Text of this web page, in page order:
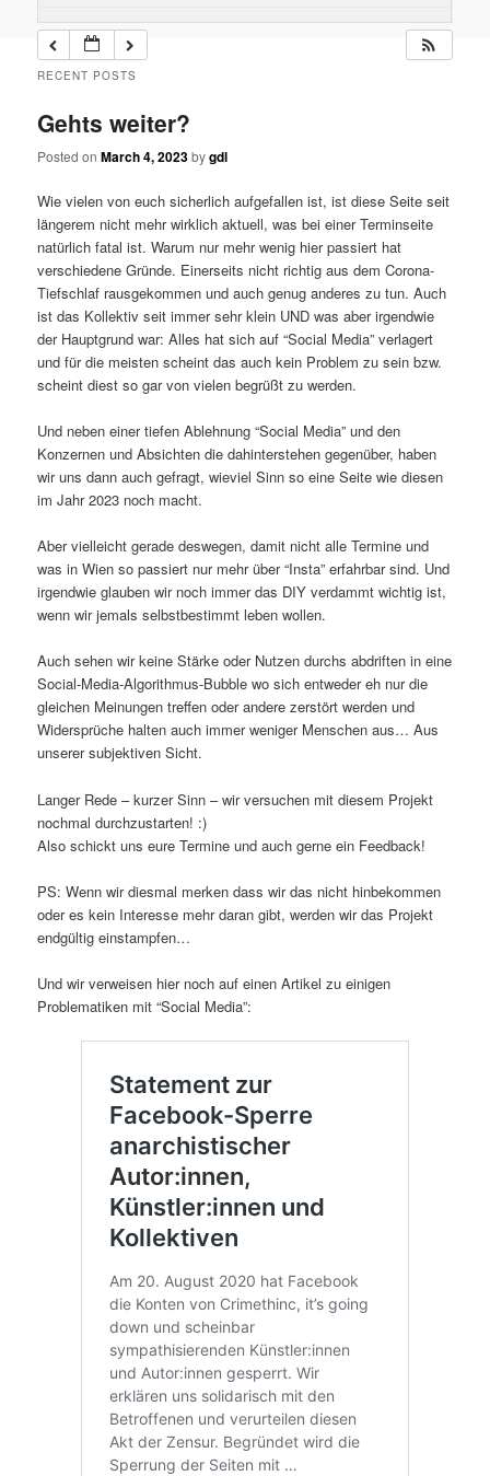
RECENT POSTS
Gehts weiter?
Posted onMarch 4, 2023bygdl
Wie vielen von euch sicherlich aufgefallen ist, ist diese Seite seit
längerem nicht mehr wirklich aktuell, was bei einer Terminseite
natürlich fatal ist. Warum nur mehr wenig hier passiert hat
verschiedene Gründe. Einerseits nicht richtig aus dem Corona-
Tiefschlaf rausgekommen und auch genug anderes zu tun. Auch
ist das Kollektiv seit immer sehr klein UND was aber irgendwie
der Hauptgrund war: Alles hat sich auf “Social Media” verlagert
und für die meisten scheint das auch kein Problem zu sein bzw.
scheint diest so gar von vielen begrüßt zu werden.
Und neben einer tiefen Ablehnung “Social Media” und den
Konzernen und Absichten die dahinterstehen gegenüber, haben
wir uns dann auch gefragt, wieviel Sinn so eine Seite wie diesen
im Jahr 2023 noch macht.
Aber vielleicht gerade deswegen, damit nicht alle Termine und
was in Wien so passiert nur mehr über “Insta” erfahrbar sind. Und
irgendwie glauben wir noch immer das DIY verdammt wichtig ist,
wenn wir jemals selbstbestimmt leben wollen.
Auch sehen wir keine Stärke oder Nutzen durchs abdriften in eine
Social-Media-Algorithmus-Bubble wo sich entweder eh nur die
gleichen Meinungen treffen oder andere zerstört werden und
Widersprüche halten auch immer weniger Menschen aus… Aus
unserer subjektiven Sicht.
Langer Rede – kurzer Sinn – wir versuchen mit diesem Projekt
nochmal durchzustarten! :)
Also schickt uns eure Termine und auch gerne ein Feedback!
PS: Wenn wir diesmal merken dass wir das nicht hinbekommen
oder es kein Interesse mehr daran gibt, werden wir das Projekt
endgültig einstampfen…
Und wir verweisen hier noch auf einen Artikel zu einigen
Problematiken mit “Social Media”: